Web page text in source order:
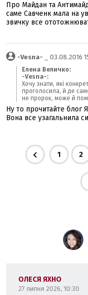
Про Майдан та
саме Савченк мала на
звичку все
-Vesna- _ 03.08.2016
Елена Величко:
-Vesna-:
Хочу знати, які
проголосила, й де
не пророк, може й
Ну то прочитайте блог
Вона все узагальнила
1 2
ОЛЕСЯ ЯХНО
27 липня 2026, 10:30